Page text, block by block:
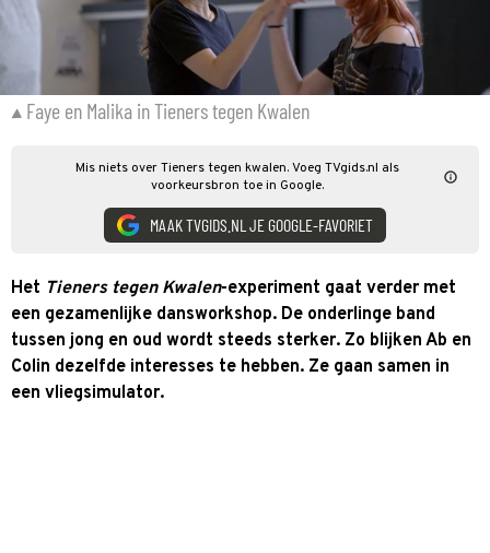
Faye en Malika in Tieners tegen Kwalen
Mis niets over Tieners tegen kwalen. Voeg TVgids.nl als
voorkeursbron toe in Google.
MAAK TVGIDS.NL JE GOOGLE-FAVORIET
Het Tieners tegen Kwalen-experiment gaat verder met
een gezamenlijke dansworkshop. De onderlinge band
tussen jong en oud wordt steeds sterker. Zo blijken Ab en
Colin dezelfde interesses te hebben. Ze gaan samen in
een vliegsimulator.